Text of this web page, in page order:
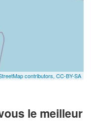
contributors, CC-BY-SA
le meilleur